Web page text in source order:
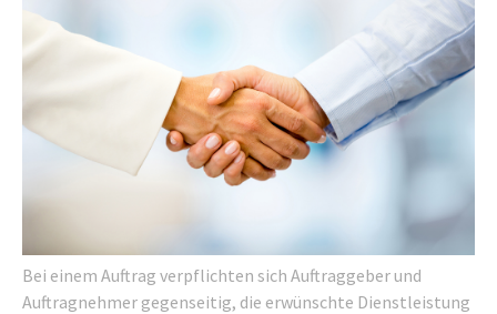
Bei einem Auftrag verpflichten sich Auftraggeber und
Auftragnehmer gegenseitig, die erwünschte Dienstleistung